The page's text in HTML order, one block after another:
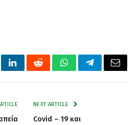
LinkedInRedditWhatsAppTelegramEmail
NEXT ARTICLE
Covid – 19 και